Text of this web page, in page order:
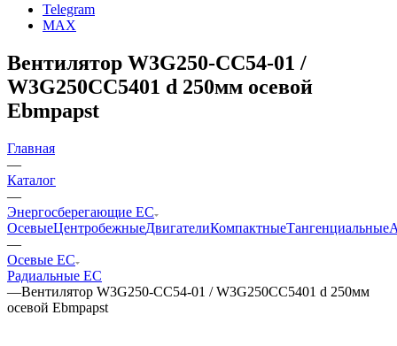
Telegram
MAX
Вентилятор W3G250-CC54-01 /
W3G250CC5401 d 250мм осевой
Ebmpapst
Главная
—
Каталог
—
Энергосберегающие EC
ОсевыеЦентробежныеДвигателиКомпактныеТангенциальные
—
Осевые EC
Радиальные EC
—Вентилятор W3G250-CC54-01 / W3G250CC5401 d 250мм
осевой Ebmpapst